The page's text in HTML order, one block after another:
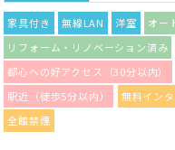
家具付き 無線LAN 洋室 オー
リフォーム・リノベーション済み
都心への好アクセス（30分以内）
駅近（徒歩5分以内）
無料イン
全館禁煙